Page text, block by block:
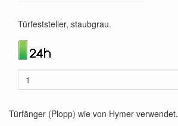
Türfeststeller, staubgrau.
Türfänger (Plopp) wie von Hymer verwendet.